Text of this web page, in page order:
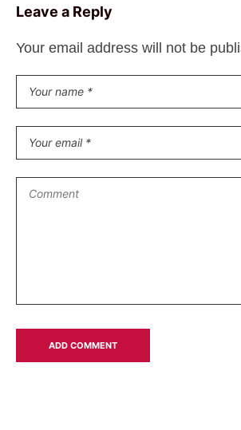
Leave a Reply
Your email address will not be